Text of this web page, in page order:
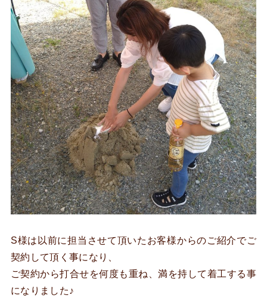
S様は以前に担当させて頂いたお客様からのご紹介でご
契約して頂く事になり、
ご契約から打合せを何度も重ね、満を持して着工する事
になりました♪